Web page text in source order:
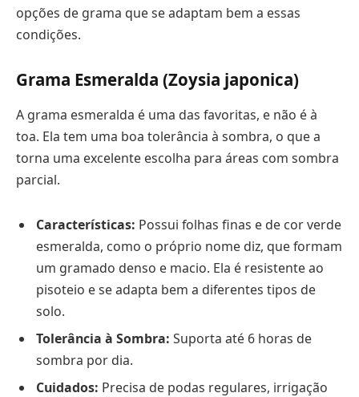
opções de grama que se adaptam bem a essas
condições.
Grama Esmeralda (Zoysia japonica)
A grama esmeralda é uma das favoritas, e não é à
toa. Ela tem uma boa tolerância à sombra, o que a
torna uma excelente escolha para áreas com sombra
parcial.
Características: Possui folhas finas e de cor verde
esmeralda, como o próprio nome diz, que formam
um gramado denso e macio. Ela é resistente ao
pisoteio e se adapta bem a diferentes tipos de
solo.
Tolerância à Sombra: Suporta até 6 horas de
sombra por dia.
Cuidados: Precisa de podas regulares, irrigação